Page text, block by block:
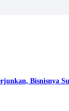
Bisnisnya